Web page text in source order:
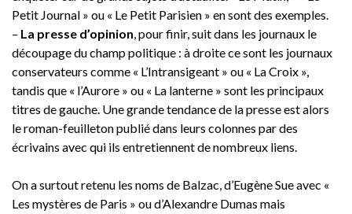
Petit Journal » ou « Le Petit Parisien » en sont des exemples.
– La presse d’opinion, pour finir, suit dans les journaux le
découpage du champ politique : à droite ce sont les journaux
conservateurs comme « L’Intransigeant » ou « La Croix »,
tandis que « l’Aurore » ou « La lanterne » sont les principaux
titres de gauche. Une grande tendance de la presse est alors
le roman-feuilleton publié dans leurs colonnes par des
écrivains avec qui ils entretiennent de nombreux liens.
On a surtout retenu les noms de Balzac, d’Eugène Sue avec «
Les mystères de Paris » ou d’Alexandre Dumas mais